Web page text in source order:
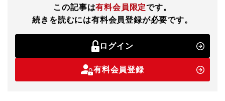
この記事は有料会員限定です。
続きを読むには有料会員登録が必要です。
ログイン
有料会員登録